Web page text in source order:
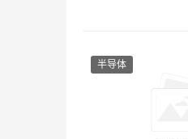
半导体